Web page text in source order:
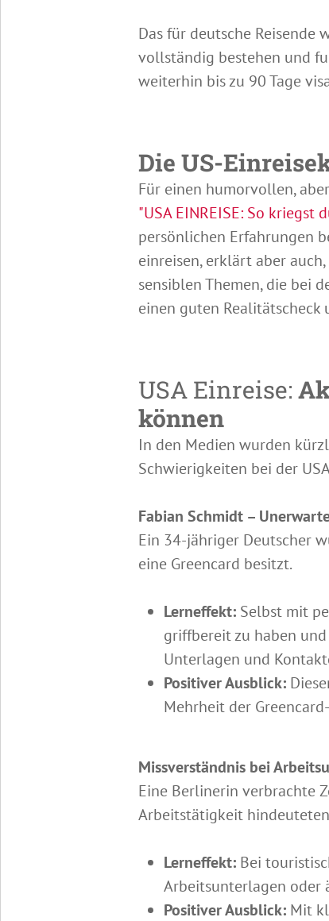
Das für deutsche Reisende
vollständig bestehen und
weiterhin bis zu 90 Tage
Die US-
Für einen humorvollen,
"USA EINREISE: So kriegst
persönlichen Erfahrungen
einreisen, erklärt aber
sensiblen Themen, die bei
einen guten
USA Einreise:
können
In den Medien wurden
Schwierigkeiten bei der
Fabian Schmidt –
Ein 34-jähriger Deutscher
eine Greencard besitzt.
Lerneffekt:Selbst mit
griffbereit zu haben
Unterlagen und
Positiver Ausblick:
Mehrheit der
Missverständnis bei
Eine Berlinerin verbrachte
Arbeitstätigkeit
Lerneffekt:Bei
Arbeitsunterlagen oder
Positiver Ausblick:Mit